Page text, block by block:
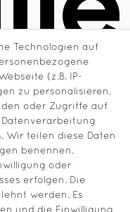
Technologien auf
(z.B. IP-
zu personalisieren,
oder Zugriffe auf
Wir teilen diese Daten
benennen.
oder
erfolgen. Die
werden. Es
und die Einwilligung